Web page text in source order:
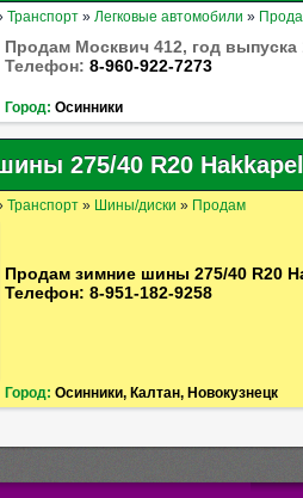
Транспорт » Легковые автомобили »
Продам Москвич 412, год выпуска
Телефон: 8-960-922-7273
Город: Осинники
275/40 R20
Транспорт » Шины/диски » Продам
Продам зимние шины 275/40 R20
Телефон: 8-951-182-9258
Город: Осинники, Калтан, Новокузнецк